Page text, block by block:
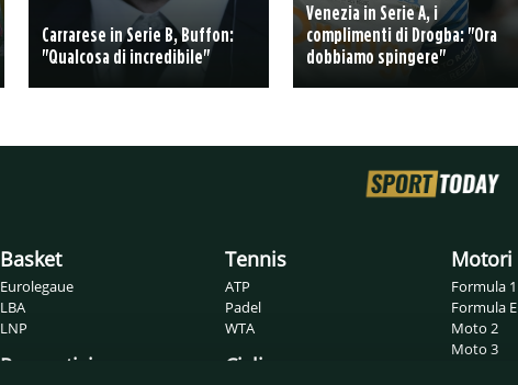
Carrarese in Serie B, Buffon:
"Qualcosa di incredibile"
Venezia in Serie A, i
complimenti di Drogba: "Ora
dobbiamo spingere"
Basket
Eurolegaue
LBA
LNP
Pronostici
Tennis
ATP
Padel
WTA
Ciclismo
Motori
Formula 1
Formula E
Moto 2
Moto 3